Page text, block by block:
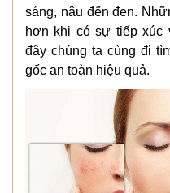
sáng, nâu đến đen.
hơn khi có sự tiếp xúc
đây chúng ta cùng đi
gốc an toàn hiệu quả.